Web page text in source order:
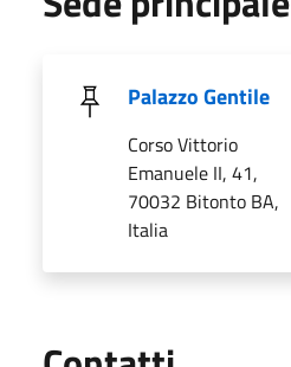
Palazzo Gentile
Corso Vittorio
Emanuele II, 41,
70032 Bitonto BA,
Italia